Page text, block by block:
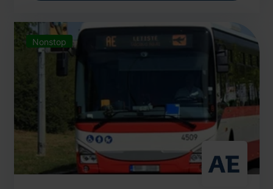
Nonstop